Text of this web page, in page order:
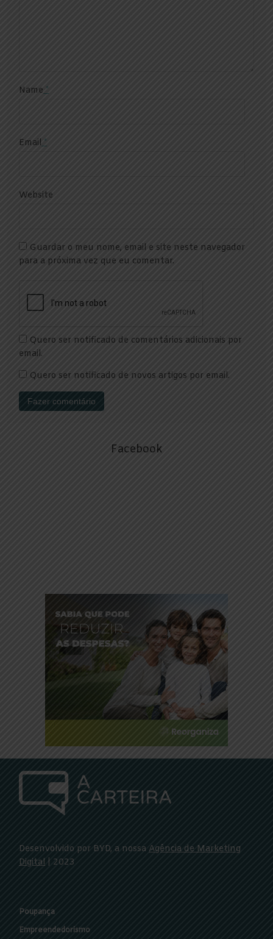
Name*
Email*
Website
Guardar o meu nome, email e site neste navegador
para a próxima vez que eu comentar.
Quero ser notificado de comentários adicionais por
email.
Quero ser notificado de novos artigos por email.
Facebook
Desenvolvido por BYD, a nossaAgência de Marketing
Digital | 2023
Poupança
Empreendedorismo